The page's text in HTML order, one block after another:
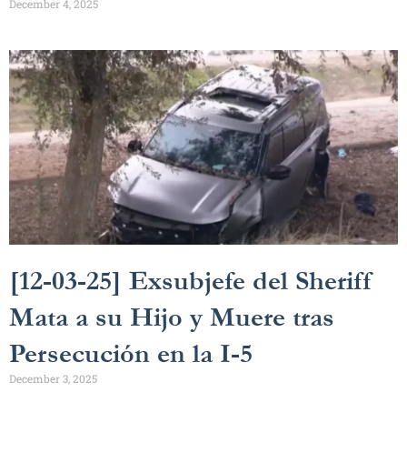
December 4, 2025
[12-03-25] Exsubjefe del Sheriff
Mata a su Hijo y Muere tras
Persecución en la I-5
December 3, 2025